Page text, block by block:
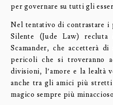
per governare su tutti gli
Nel tentativo di contrastare
Silente (Jude Law)
Scamander, che accetterà
pericoli che si troveranno
divisioni, l’amore e la lealtà
anche tra gli amici più
magico sempre più